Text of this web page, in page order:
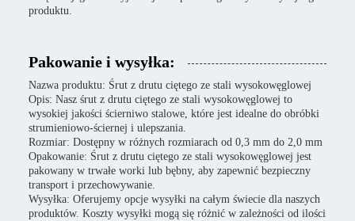
produktu.
Pakowanie i wysyłka:
Nazwa produktu: Śrut z drutu ciętego ze stali wysokowęglowej
Opis: Nasz śrut z drutu ciętego ze stali wysokowęglowej to
wysokiej jakości ścierniwo stalowe, które jest idealne do obróbki
strumieniowo-ściernej i ulepszania.
Rozmiar: Dostępny w różnych rozmiarach od 0,3 mm do 2,0 mm
Opakowanie: Śrut z drutu ciętego ze stali wysokowęglowej jest
pakowany w trwałe worki lub bębny, aby zapewnić bezpieczny
transport i przechowywanie.
Wysyłka: Oferujemy opcje wysyłki na całym świecie dla naszych
produktów. Koszty wysyłki mogą się różnić w zależności od ilości